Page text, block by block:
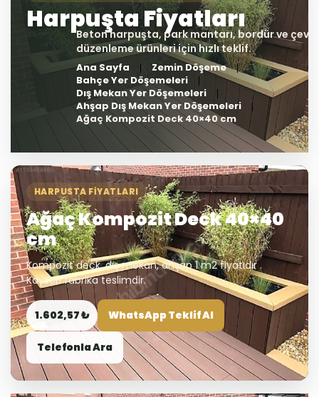
Ana Sayfa
Zemin Döşeme
Bahçe Yer Döşemeleri
Dış Mekan Yer Döşemeleri
Ahşap Dış Mekan Yer Döşemeleri
Ağaç Kompozit Deck 40×40 cm
HARPUSTA FIYATLARI
Ağaç Kompozit Deck 40×40
cm
Kompozit deck, dış mekan, ahşap 1 m2 fiyatıdır .
Kayseri fabrika teslimdir.
1.602,57 ₺ WhatsApp Teklif Al
Telefonla Ara